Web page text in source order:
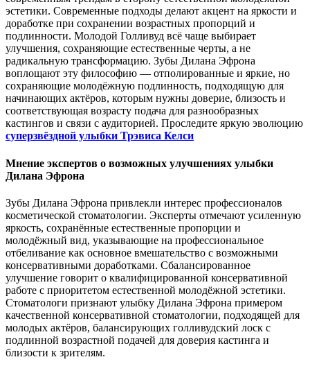
эстетики. Современные подходы делают акцент на яркости и
доработке при сохранении возрастных пропорций и
подлинности. Молодой Голливуд всё чаще выбирает
улучшения, сохраняющие естественные черты, а не
радикальную трансформацию. Зубы Дилана Эфрона
воплощают эту философию — отполированные и яркие, но
сохраняющие молодёжную подлинность, подходящую для
начинающих актёров, которым нужны доверие, близость и
соответствующая возрасту подача для разнообразных
кастингов и связи с аудиторией. Проследите яркую эволюцию
суперзвёздной улыбки Трэвиса Келси
Мнение экспертов о возможных улучшениях улыбки
Дилана Эфрона
Зубы Дилана Эфрона привлекли интерес профессионалов
косметической стоматологии. Эксперты отмечают усиленную
яркость, сохранённые естественные пропорции и
молодёжный вид, указывающие на профессиональное
отбеливание как основное вмешательство с возможными
консервативными доработками. Сбалансированное
улучшение говорит о квалифицированной консервативной
работе с приоритетом естественной молодёжной эстетики.
Стоматологи признают улыбку Дилана Эфрона примером
качественной консервативной стоматологии, подходящей для
молодых актёров, балансирующих голливудский лоск с
подлинной возрастной подачей для доверия кастинга и
близости к зрителям.